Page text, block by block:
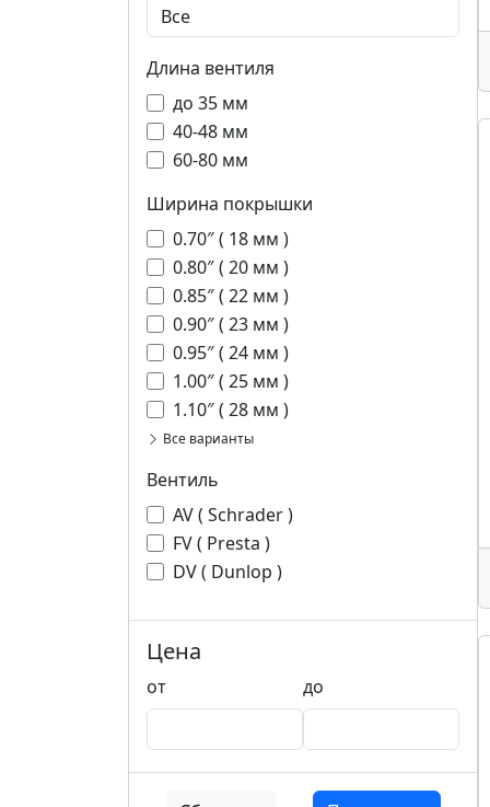
Длина вентиля
до 35 мм
40-48 мм
60-80 мм
Ширина покрышки
0.70″ ( 18 мм )
0.80″ ( 20 мм )
0.85″ ( 22 мм )
0.90″ ( 23 мм )
0.95″ ( 24 мм )
1.00″ ( 25 мм )
1.10″ ( 28 мм )
Все варианты
Вентиль
AV ( Schrader )
FV ( Presta )
DV ( Dunlop )
Цена
от до